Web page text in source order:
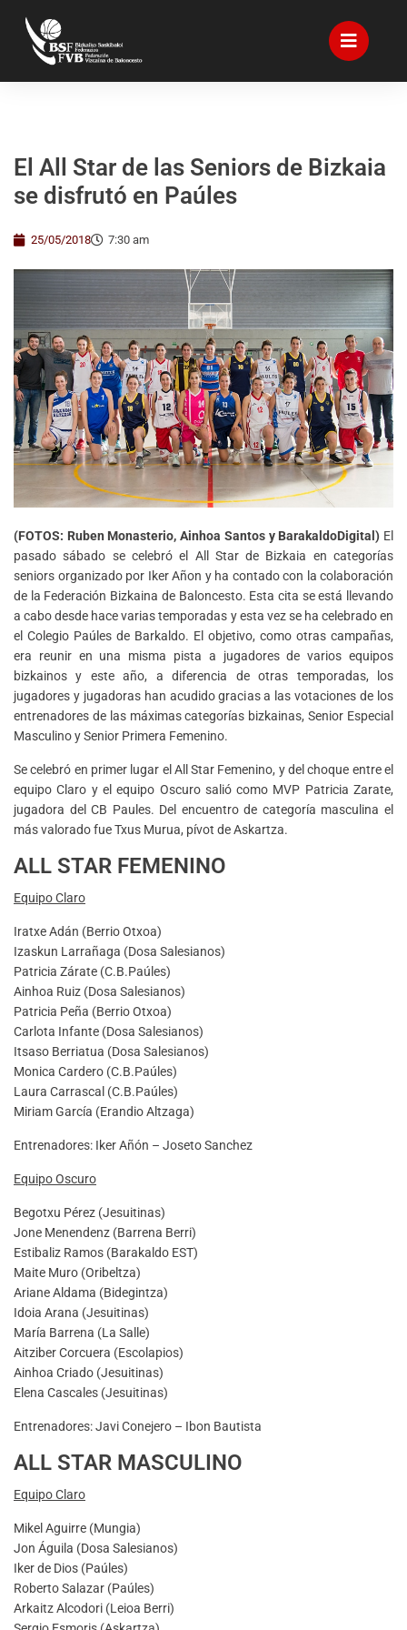
El All Star de las Seniors de Bizkaia
se disfrutó en Paúles
25/05/2018 7:30 am
(FOTOS: Ruben Monasterio, Ainhoa Santos y BarakaldoDigital) El
pasado sábado se celebró el All Star de Bizkaia en categorías
seniors organizado por Iker Añon y ha contado con la colaboración
de la Federación Bizkaina de Baloncesto. Esta cita se está llevando
a cabo desde hace varias temporadas y esta vez se ha celebrado en
el Colegio Paúles de Barkaldo. El objetivo, como otras campañas,
era reunir en una misma pista a jugadores de varios equipos
bizkainos y este año, a diferencia de otras temporadas, los
jugadores y jugadoras han acudido gracias a las votaciones de los
entrenadores de las máximas categorías bizkainas, Senior Especial
Masculino y Senior Primera Femenino.
Se celebró en primer lugar el All Star Femenino, y del choque entre el
equipo Claro y el equipo Oscuro salió como MVP Patricia Zarate,
jugadora del CB Paules. Del encuentro de categoría masculina el
más valorado fue Txus Murua, pívot de Askartza.
ALL STAR FEMENINO
Equipo Claro
Iratxe Adán (Berrio Otxoa)
Izaskun Larrañaga (Dosa Salesianos)
Patricia Zárate (C.B.Paúles)
Ainhoa Ruiz (Dosa Salesianos)
Patricia Peña (Berrio Otxoa)
Carlota Infante (Dosa Salesianos)
Itsaso Berriatua (Dosa Salesianos)
Monica Cardero (C.B.Paúles)
Laura Carrascal (C.B.Paúles)
Miriam García (Erandio Altzaga)
Entrenadores: Iker Añón – Joseto Sanchez
Equipo Oscuro
Begotxu Pérez (Jesuitinas)
Jone Menendenz (Barrena Berri)
Estibaliz Ramos (Barakaldo EST)
Maite Muro (Oribeltza)
Ariane Aldama (Bidegintza)
Idoia Arana (Jesuitinas)
María Barrena (La Salle)
Aitziber Corcuera (Escolapios)
Ainhoa Criado (Jesuitinas)
Elena Cascales (Jesuitinas)
Entrenadores: Javi Conejero – Ibon Bautista
ALL STAR MASCULINO
Equipo Claro
Mikel Aguirre (Mungia)
Jon Águila (Dosa Salesianos)
Iker de Dios (Paúles)
Roberto Salazar (Paúles)
Arkaitz Alcodori (Leioa Berri)